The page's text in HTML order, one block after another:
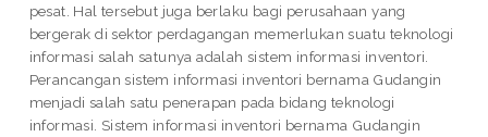
pesat. Hal tersebut juga berlaku bagi perusahaan yang
bergerak di sektor perdagangan memerlukan suatu teknologi
informasi salah satunya adalah sistem informasi inventori.
Perancangan sistem informasi inventori bernama Gudangin
menjadi salah satu penerapan pada bidang teknologi
informasi. Sistem informasi inventori bernama Gudangin